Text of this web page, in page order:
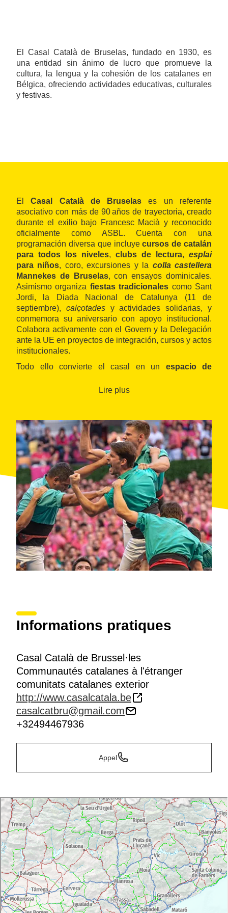
El Casal Català de Bruselas, fundado en 1930, es
una entidad sin ánimo de lucro que promueve la
cultura, la lengua y la cohesión de los catalanes en
Bélgica, ofreciendo actividades educativas, culturales
y festivas.
El Casal Català de Bruselas es un referente
asociativo con más de 90 años de trayectoria, creado
durante el exilio bajo Francesc Macià y reconocido
oficialmente como ASBL. Cuenta con una
programación diversa que incluyecursos de catalán
para todos los niveles, clubs de lectura, esplai
para niños, coro, excursiones y la colla castellera
Mannekes de Bruselas, con ensayos dominicales.
Asimismo organiza fiestas tradicionales como Sant
Jordi, la Diada Nacional de Catalunya (11 de
septiembre), calçotades y actividades solidarias, y
conmemora su aniversario con apoyo institucional.
Colabora activamente con el Govern y la Delegación
ante la UE en proyectos de integración, cursos y actos
institucionales.
Todo ello convierte el casal en un espacio de
catalanes de todas las edades en Bélgica.
Lire plus
Informations pratiques
Casal Català de Brussel·les
Communautés catalanes à l'étranger
comunitats catalanes exterior
http://www.casalcatala.be
casalcatbru@gmail.com
+32494467936
Appel